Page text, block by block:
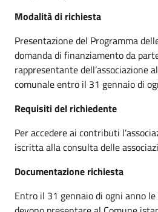
Modalità di richiesta
Presentazione del Programma
domanda di finanziamento da
rappresentante dell’associazione
comunale entro il 31 gennaio di
Requisiti del richiedente
Per accedere ai contributi
iscritta alla consulta delle
Documentazione richiesta
Entro il 31 gennaio di ogni anno